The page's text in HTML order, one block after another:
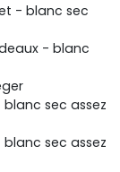
- blanc sec
- blanc
sec assez
sec assez